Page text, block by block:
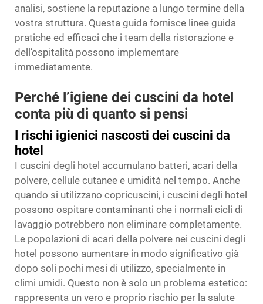
analisi, sostiene la reputazione a lungo termine della
vostra struttura. Questa guida fornisce linee guida
pratiche ed efficaci che i team della ristorazione e
dell’ospitalità possono implementare
immediatamente.
Perché l’igiene dei cuscini da hotel
conta più di quanto si pensi
I rischi igienici nascosti dei cuscini da
hotel
I cuscini degli hotel accumulano batteri, acari della
polvere, cellule cutanee e umidità nel tempo. Anche
quando si utilizzano copricuscini, i cuscini degli hotel
possono ospitare contaminanti che i normali cicli di
lavaggio potrebbero non eliminare completamente.
Le popolazioni di acari della polvere nei cuscini degli
hotel possono aumentare in modo significativo già
dopo soli pochi mesi di utilizzo, specialmente in
climi umidi. Questo non è solo un problema estetico:
rappresenta un vero e proprio rischio per la salute